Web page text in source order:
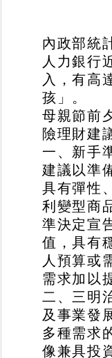
內政部統
人力銀行
入，有高
孩」。
母親節前
險理財建
一、新手
建議以準
具有彈性
利變型商
準決定宣
值，具有
人預算或
需求加以
二、三明
及事業發
多種需求
像兼具投